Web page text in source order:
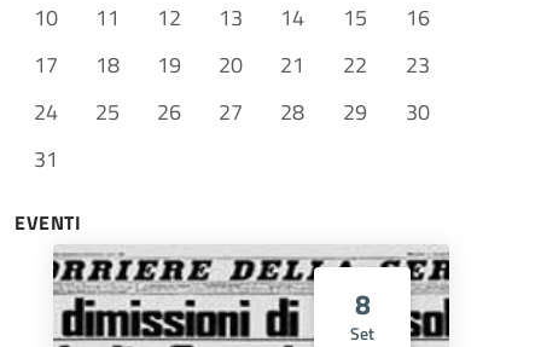
10
11 12 13 14 15
16
17
18 19 20 21 22
23
24
25 26 27 28 29
30
31
EVENTI
8
Set